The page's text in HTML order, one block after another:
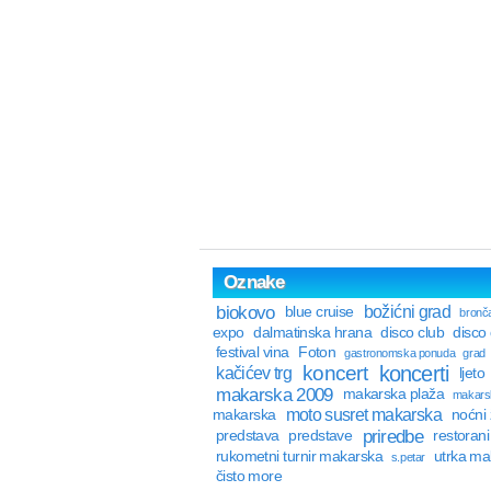
Oznake
biokovo blue cruise božićni grad
expo dalmatinska hrana disco club disco
festival vina
Foton gastronomska ponuda grad
kačićev trg koncert koncerti ljeto
makarska 2009 makarska plaža
makarska
moto susret makarska noćni
predstava predstave priredbe restorani
rukometni turnir makarska s.petar utrka
čisto more